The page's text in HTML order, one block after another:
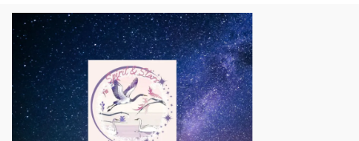
Skip
to
content